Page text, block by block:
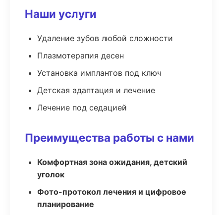
Наши услуги
Удаление зубов любой сложности
Плазмотерапия десен
Установка имплантов под ключ
Детская адаптация и лечение
Лечение под седацией
Преимущества работы с нами
Комфортная зона ожидания, детский
уголок
Фото-протокол лечения и цифровое
планирование